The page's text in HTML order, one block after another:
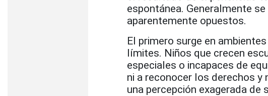
espontánea. Generalmente
aparentemente opuestos.
El primero surge en
límites. Niños que crecen
especiales o incapaces de
ni a reconocer los derechos
una percepción exagerada de